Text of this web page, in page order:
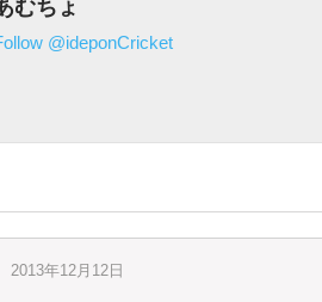
むちょ
@ideponCricket
2013年12月12日